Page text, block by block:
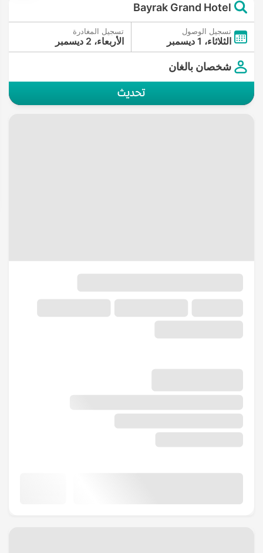
Bayrak Grand Hotel
تسجيل الوصول
الثلاثاء، 1 ديسمبر
تسجيل المغادرة
الأربعاء، 2 ديسمبر
شخصان بالغان
تحديث